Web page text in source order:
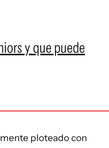
y que puede
ploteado con